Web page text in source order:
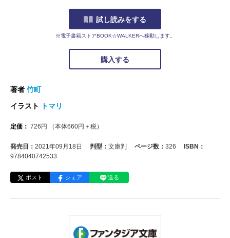
試し読みをする
※電子書籍ストアBOOK☆WALKERへ移動します。
購入する
著者 竹町
イラスト
トマリ
定価： 726 円 （本体660円＋税）
発売日： 2021年09月18日 判型： 文庫判 ページ数： 326
ISBN：
9784040742533
ポスト シェア 送る